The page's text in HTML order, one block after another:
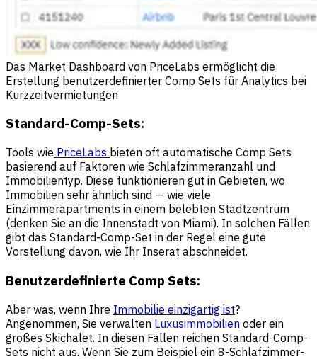
Das Market Dashboard von PriceLabs ermöglicht die
Erstellung benutzerdefinierter Comp Sets für Analytics bei
Kurzzeitvermietungen
Standard-Comp-Sets:
Tools wie PriceLabs bieten oft automatische Comp Sets
basierend auf Faktoren wie Schlafzimmeranzahl und
Immobilientyp. Diese funktionieren gut in Gebieten, wo
Immobilien sehr ähnlich sind — wie viele
Einzimmerapartments in einem belebten Stadtzentrum
(denken Sie an die Innenstadt von Miami). In solchen Fällen
gibt das Standard-Comp-Set in der Regel eine gute
Vorstellung davon, wie Ihr Inserat abschneidet.
Benutzerdefinierte Comp Sets:
Aber was, wenn Ihre Immobilie einzigartig ist?
Angenommen, Sie verwalten Luxusimmobilien oder ein
großes Skichalet. In diesen Fällen reichen Standard-Comp-
Sets nicht aus. Wenn Sie zum Beispiel ein 8-Schlafzimmer-